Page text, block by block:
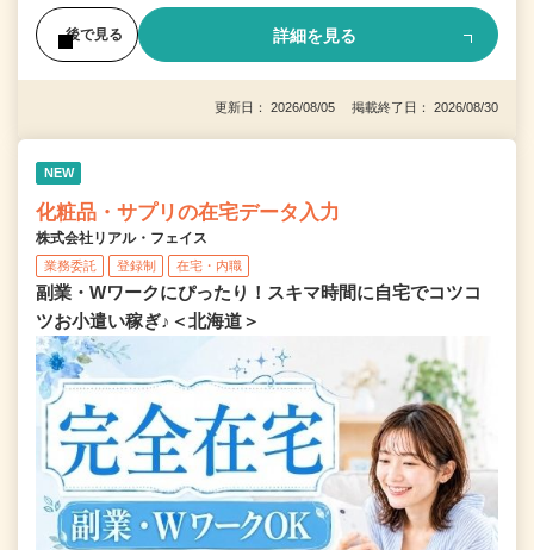
後で見る 詳細を見る
更新日： 2026/08/05 掲載終了日： 2026/08/30
NEW
化粧品・サプリの在宅データ入力
株式会社リアル・フェイス
業務委託 登録制 在宅・内職
副業・Wワークにぴったり！スキマ時間に自宅でコツコ
ツお小遣い稼ぎ♪＜北海道＞